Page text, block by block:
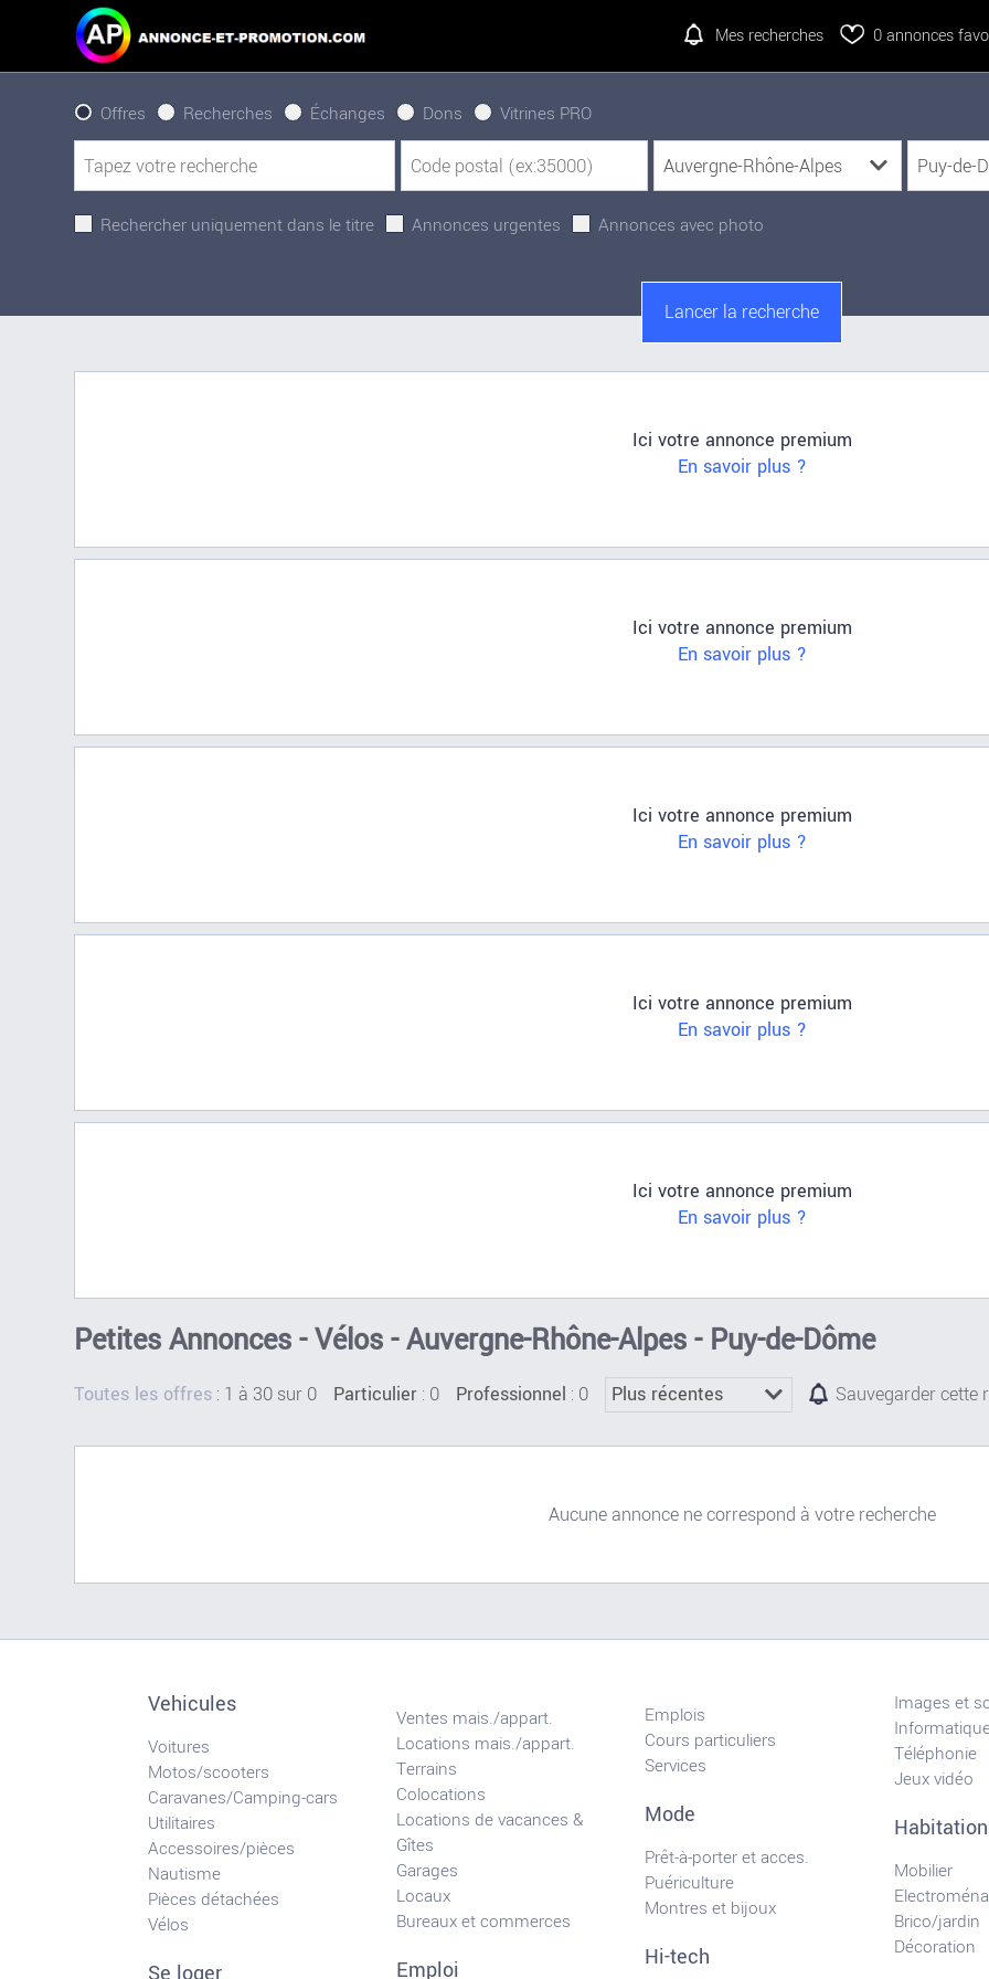
Mes recherches 0annonces
Offres Recherches Échanges Dons Vitrines PRO
Rechercher uniquement dans le titre Annonces urgentes Annonces avec photo
Ici votre annonce premium
En savoir plus ?
Ici votre annonce premium
En savoir plus ?
Ici votre annonce premium
En savoir plus ?
Ici votre annonce premium
En savoir plus ?
Ici votre annonce premium
En savoir plus ?
Petites Annonces - Vélos - Auvergne-Rhône-Alpes - Puy-de-Dôme
Toutes les offres : 1 à 30 sur 0 Particulier : 0 Professionnel : 0 Sauvegarder cette
Aucune annonce ne correspond à votre recherche
Vehicules
Voitures
Motos/scooters
Caravanes/Camping-cars
Utilitaires
Accessoires/pièces
Nautisme
Pièces détachées
Vélos
Ventes mais./appart.
Locations mais./appart.
Terrains
Colocations
Locations de vacances &
Gîtes
Garages
Locaux
Bureaux et commerces
Emploi
Emplois
Cours particuliers
Services
Mode
Prêt-à-porter et acces.
Puériculture
Montres et bijoux
Hi-tech
Images et
Téléphonie
Jeux vidéo
Habitation
Mobilier
Brico/jardin
Décoration